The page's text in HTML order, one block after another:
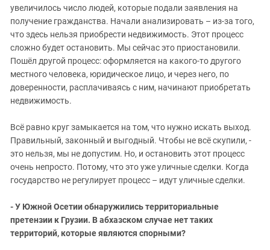
увеличилось число людей, которые подали заявления на
получение гражданства. Начали анализировать – из-за того,
что здесь нельзя приобрести недвижимость. Этот процесс
сложно будет остановить. Мы сейчас это приостановили.
Пошёл другой процесс: оформляется на какого-то другого
местного человека, юридическое лицо, и через него, по
доверенности, расплачиваясь с ним, начинают приобретать
недвижимость.
Всё равно круг замыкается на том, что нужно искать выход.
Правильный, законный и выгодный. Чтобы не всё скупили, -
это нельзя, мы не допустим. Но, и остановить этот процесс
очень непросто. Потому, что это уже уличные сделки. Когда
государство не регулирует процесс – идут уличные сделки.
- У Южной Осетии обнаружились территориальные
претензии к Грузии. В абхазском случае нет таких
территорий, которые являются спорными?